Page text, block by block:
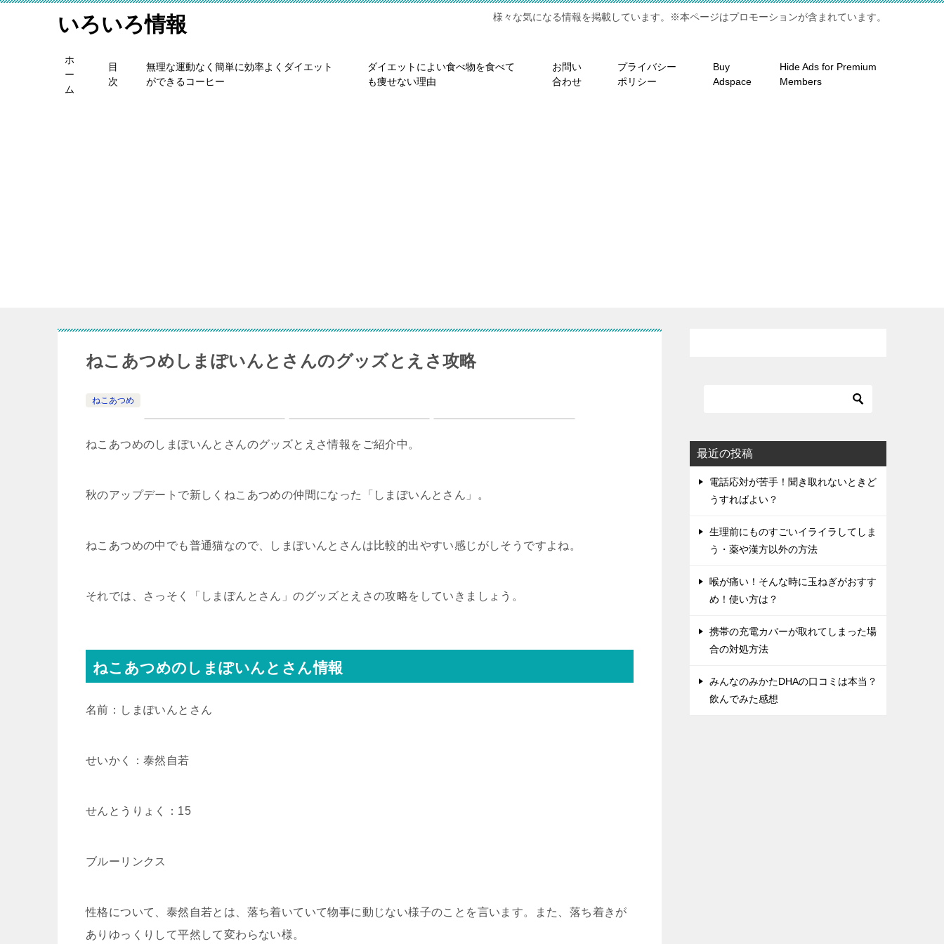
いろいろ情報 様々な気になる情報を掲載しています。※本ページはプロモーションが含まれています。
ホ
ー
ム
目
次
無理な運動なく簡単に効率よくダイエット
ができるコーヒー
ダイエットによい食べ物を食べて
も痩せない理由
お問い
合わせ
プライバシー
ポリシー
Buy
Adspace
Hide Ads for Premium
Members
ねこあつめしまぽいんとさんのグッズとえさ攻略
ねこあつめ
ねこあつめのしまぽいんとさんのグッズとえさ情報をご紹介中。
秋のアップデートで新しくねこあつめの仲間になった「しまぽいんとさん」。
ねこあつめの中でも普通猫なので、しまぽいんとさんは比較的出やすい感じがしそうですよね。
それでは、さっそく「しまぽんとさん」のグッズとえさの攻略をしていきましょう。
ねこあつめのしまぽいんとさん情報
名前：しまぽいんとさん
せいかく：泰然自若
せんとうりょく：15
ブルーリンクス
性格について、泰然自若とは、落ち着いていて物事に動じない様子のことを言います。また、落ち着きが
ありゆっくりして平然して変わらない様。
最近の投稿
電話応対が苦手！聞き取れないときど
うすればよい？
生理前にものすごいイライラしてしま
う・薬や漢方以外の方法
喉が痛い！そんな時に玉ねぎがおすす
め！使い方は？
携帯の充電カバーが取れてしまった場
合の対処方法
みんなのみかたDHAの口コミは本当？
飲んでみた感想